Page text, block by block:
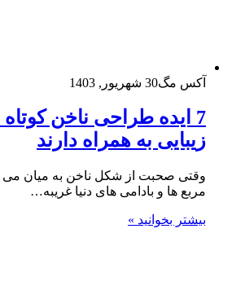
آکس مگ30 شهریور, 1403
7 ایده طراحی ناخن‌ کوتاه
زیبایی به همراه دارند
وقتی صحبت از شکل ناخن به میان می
مربع ها و بادامی های دنیا غریبه…
بیشتر بخوانید »